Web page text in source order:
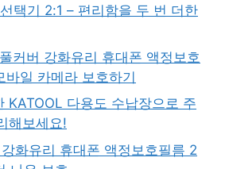
택기 2:1 – 편리함을 두 번 더한
커버 강화유리 휴대폰 액정보호
바일 카메라 보호하기
KATOOL 다용도 수납장으로 주
해보세요!
화유리 휴대폰 액정보호필름 2